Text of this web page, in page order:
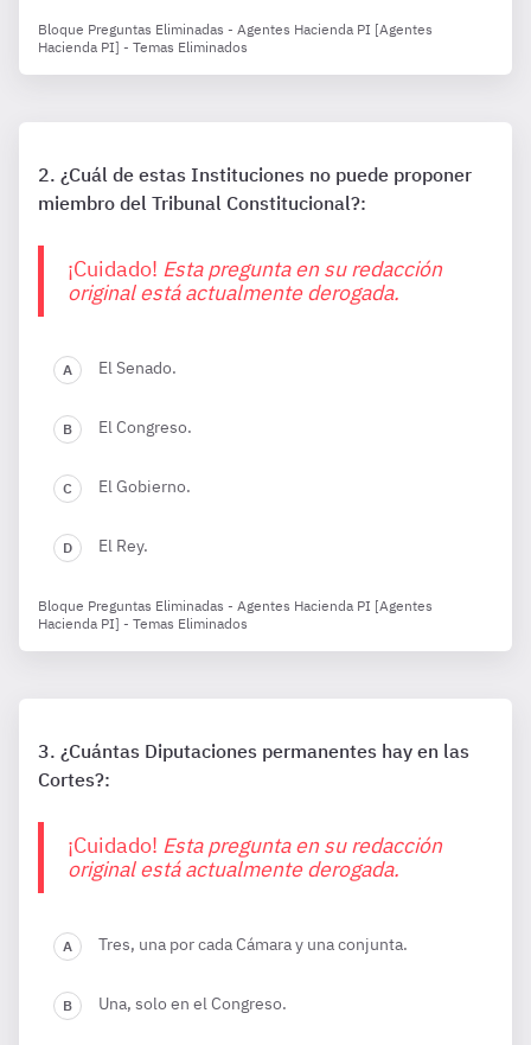
Bloque Preguntas Eliminadas - Agentes Hacienda PI [Agentes
Hacienda PI] - Temas Eliminados
¿Cuál de estas Instituciones no puede proponer
miembro del Tribunal Constitucional?:
¡Cuidado! Esta pregunta en su redacción
original está actualmente derogada.
El Senado.
El Congreso.
El Gobierno.
El Rey.
Bloque Preguntas Eliminadas - Agentes Hacienda PI [Agentes
Hacienda PI] - Temas Eliminados
¿Cuántas Diputaciones permanentes hay en las
Cortes?:
¡Cuidado! Esta pregunta en su redacción
original está actualmente derogada.
Tres, una por cada Cámara y una conjunta.
Una, solo en el Congreso.